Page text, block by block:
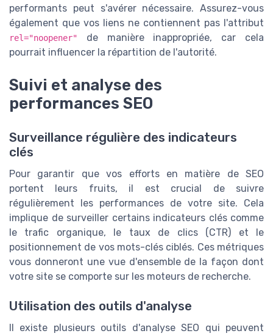
performants peut s'avérer nécessaire. Assurez-vous
également que vos liens ne contiennent pas l'attribut
rel="noopener"
de manière inappropriée, car cela
pourrait influencer la répartition de l'autorité.
Suivi et analyse des
performances SEO
Surveillance régulière des indicateurs
clés
Pour garantir que vos efforts en matière de SEO
portent leurs fruits, il est crucial de suivre
régulièrement les performances de votre site. Cela
implique de surveiller certains indicateurs clés comme
le trafic organique, le taux de clics (CTR) et le
positionnement de vos mots-clés ciblés. Ces métriques
vous donneront une vue d'ensemble de la façon dont
votre site se comporte sur les moteurs de recherche.
Utilisation des outils d'analyse
Il existe plusieurs outils d'analyse SEO qui peuvent